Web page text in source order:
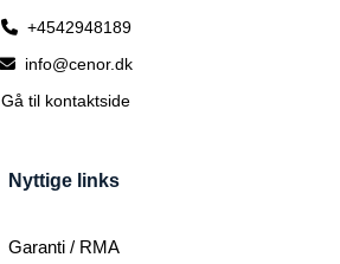
+4542948189
info@cenor.dk
Gå til kontaktside
Nyttige links
Garanti / RMA